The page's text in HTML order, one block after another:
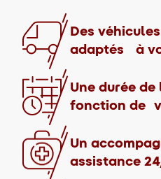
Des
adaptés à
Une durée
fonction de
Un
assistance